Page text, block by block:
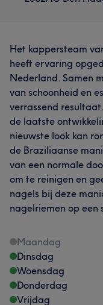
Het kappersteam
heeft ervaring
Nederland. Samen
van schoonheid en
verrassend
de laatste
nieuwste look kan
de Braziliaanse
van een normale
om te reinigen en
nagels bij deze
nagelriemen op
Maandag
Dinsdag
Woensdag
Donderdag
Vrijdag